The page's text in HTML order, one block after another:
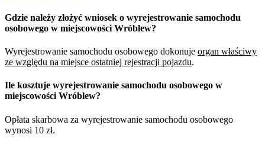
Gdzie należy złożyć wniosek o wyrejestrowanie samochodu
osobowego w miejscowości Wróblew?
Wyrejestrowanie samochodu osobowego dokonuje organ właściwy
ze względu na miejsce ostatniej rejestracji pojazdu.
Ile kosztuje wyrejestrowanie samochodu osobowego w
miejscowości Wróblew?
Opłata skarbowa za wyrejestrowanie samochodu osobowego
wynosi 10 zł.